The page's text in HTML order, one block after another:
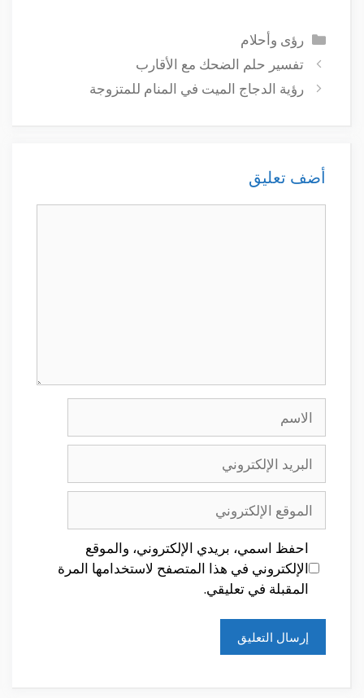
التصنيفات
رؤى وأحلام
تفسير حلم الضحك مع الأقارب
رؤية الدجاج الميت في المنام للمتزوجة
أضف تعليق
الإلكتروني
الإلكتروني
احفظ اسمي، بريدي الإلكتروني، والموقع
الإلكتروني في هذا المتصفح لاستخدامها المرة
المقبلة في تعليقي.